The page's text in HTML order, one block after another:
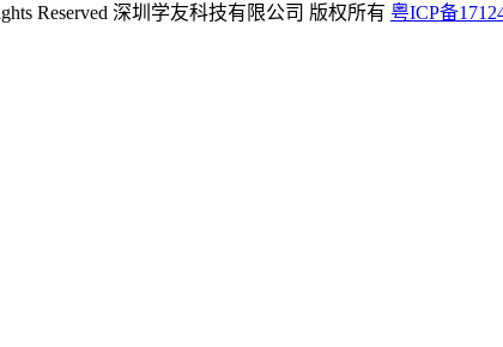
Reserved 深圳学友科技有限公司 版权所有 粤ICP备